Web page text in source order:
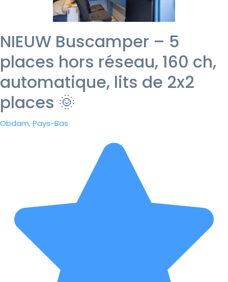
NIEUW Buscamper – 5
places hors réseau, 160 ch,
automatique, lits de 2x2
places 🌞
Obdam, Pays-Bas